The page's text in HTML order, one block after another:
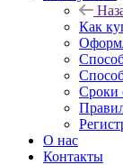
Как
Сроки
О нас
Контакты